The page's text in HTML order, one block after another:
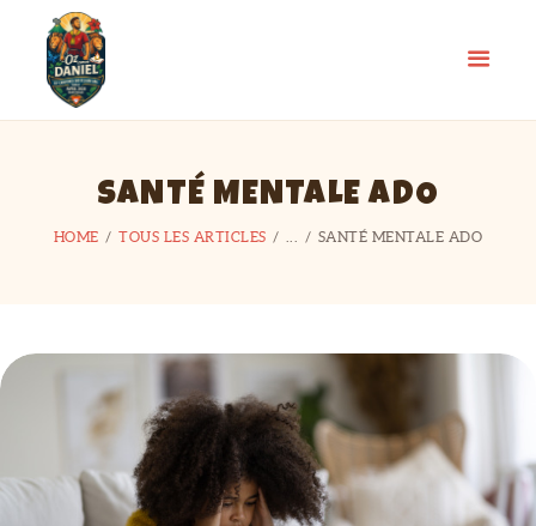
SANTÉ MENTALE ADO
HOME TOUS LES ARTICLES SANTÉ MENTALE ADO
ACCUEIL
GALERIE PHOTOS
Y ARRIVER
COMÉDIE MUSICALE
DISTINCTIONS &
ACTIVITÉS
ACTIVITÉS HORS